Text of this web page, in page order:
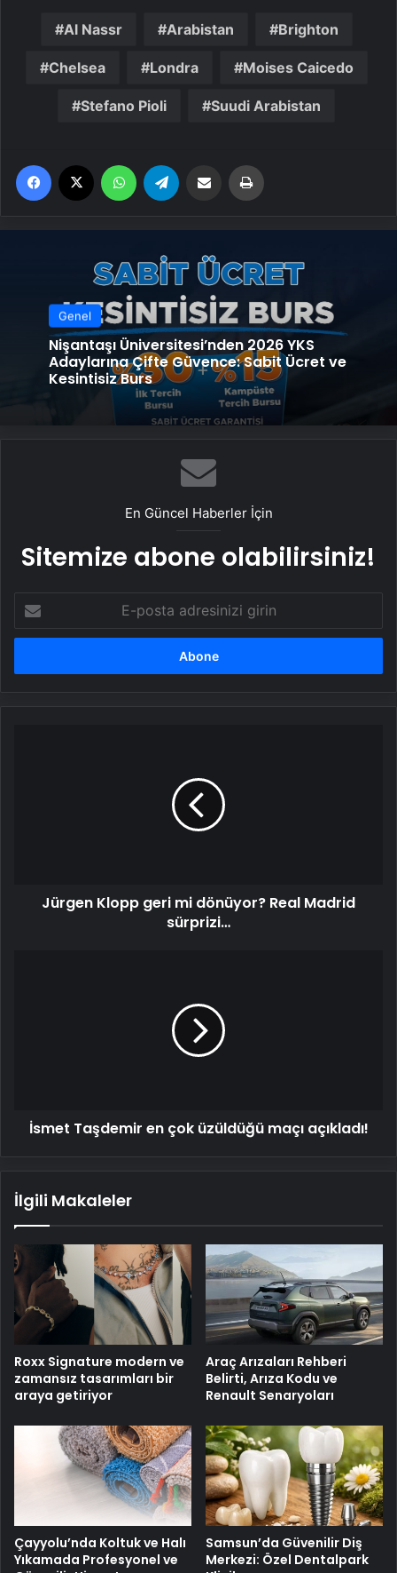
Al Nassr Arabistan Brighton
Chelsea Londra Moises Caicedo
Stefano Pioli Suudi Arabistan
Facebook WhatsApp Email'den paylaş
Genel
Nişantaşı Üniversitesi’nden 2026 YKS
Adaylarına Çifte Güvence: Sabit Ücret ve
Kesintisiz Burs
En Güncel Haberler İçin
Sitemize abone olabilirsiniz!
posta
adresinizi
Jürgen Klopp geri mi dönüyor? Real Madrid
sürprizi…
İsmet Taşdemir en çok üzüldüğü maçı açıkladı!
İlgili Makaleler
Roxx Signature modern ve
zamansız tasarımları bir
araya getiriyor
Araç Arızaları Rehberi
Belirti, Arıza Kodu ve
Renault Senaryoları
Çayyolu’nda Koltuk ve Halı
Yıkamada Profesyonel ve
Samsun’da Güvenilir Diş
Merkezi: Özel Dentalpark